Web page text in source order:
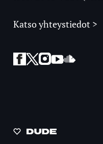
Katso yhteystiedot >
Facebook
Twitter
Instagram
YouTube